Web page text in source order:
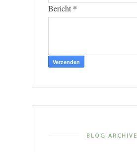
Bericht *
BLOG ARCHIVE